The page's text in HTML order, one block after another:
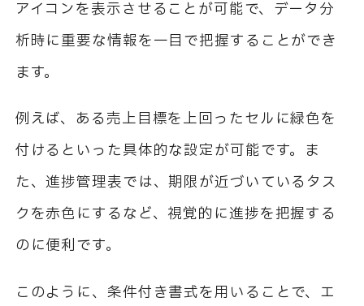
アイコンを表示させることが可能で、データ分
析時に重要な情報を一目で把握することができ
ます。
例えば、ある売上目標を上回ったセルに緑色を
付けるといった具体的な設定が可能です。ま
た、進捗管理表では、期限が近づいているタス
クを赤色にするなど、視覚的に進捗を把握する
のに便利です。
このように、条件付き書式を用いることで、エ